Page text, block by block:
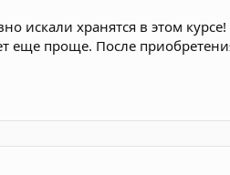
искали хранятся в этом курсе!
еще проще. После